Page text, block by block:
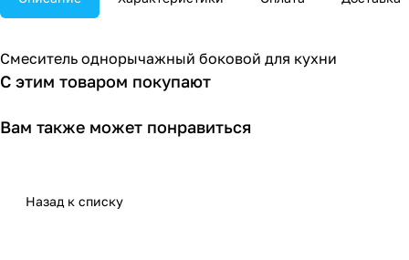
Смеситель однорычажный боковой для кухни
С этим товаром покупают
Вам также может понравиться
Назад к списку